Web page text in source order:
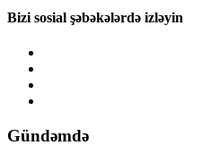
Bizi sosial şəbəkələrdə izləyin
Gündəmdə